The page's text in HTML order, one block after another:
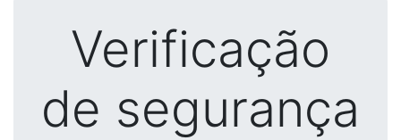
Verificação
de segurança